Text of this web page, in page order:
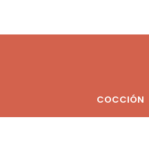
COCCIÓN